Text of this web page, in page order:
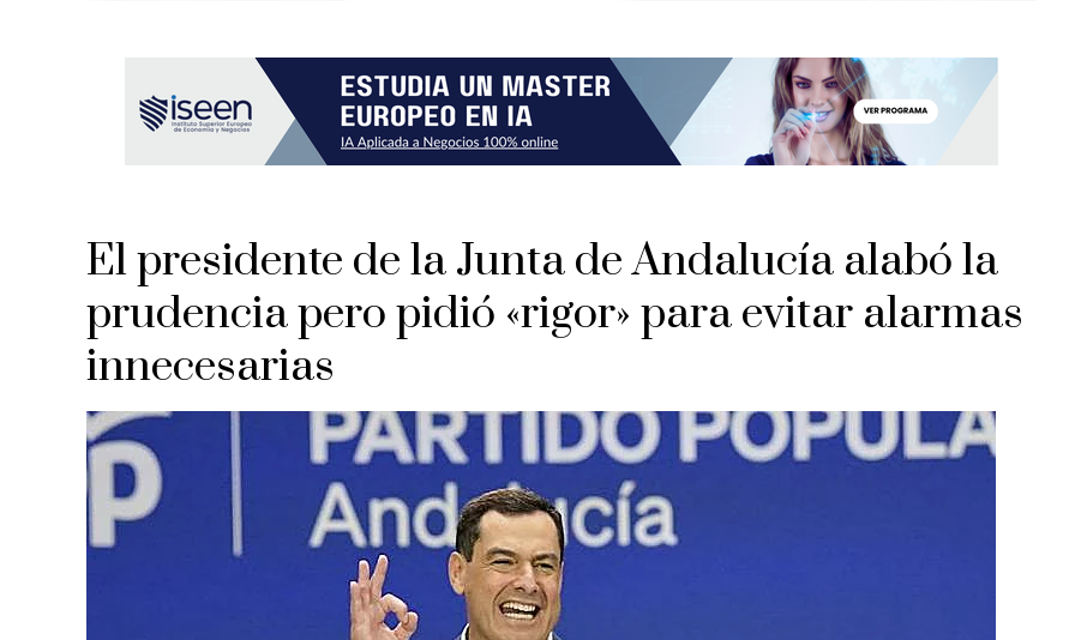
El presidente de la Junta de Andalucía alabó la
prudencia pero pidió «rigor» para evitar alarmas
innecesarias